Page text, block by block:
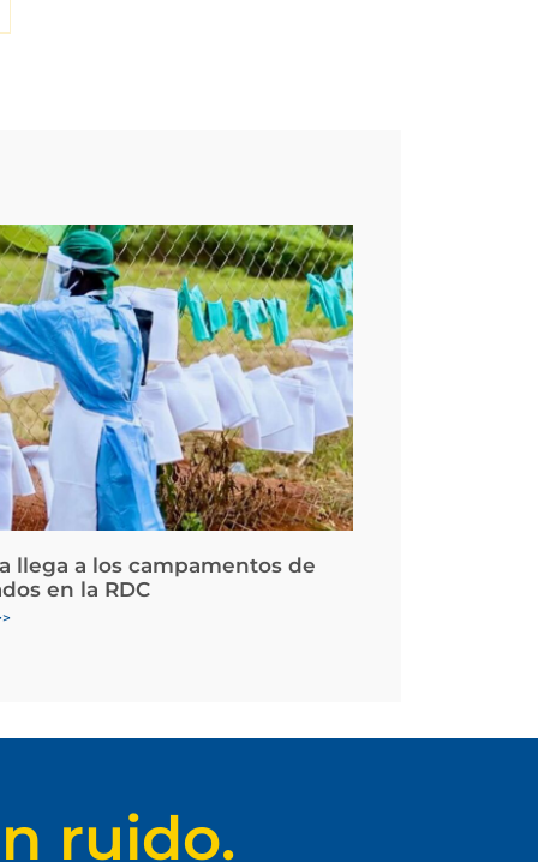
llega a los campamentos de
en la RDC
ruido.